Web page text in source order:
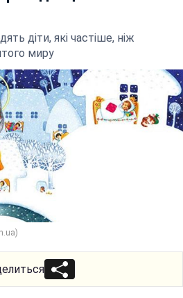
діти, які частіше, ніж
миру